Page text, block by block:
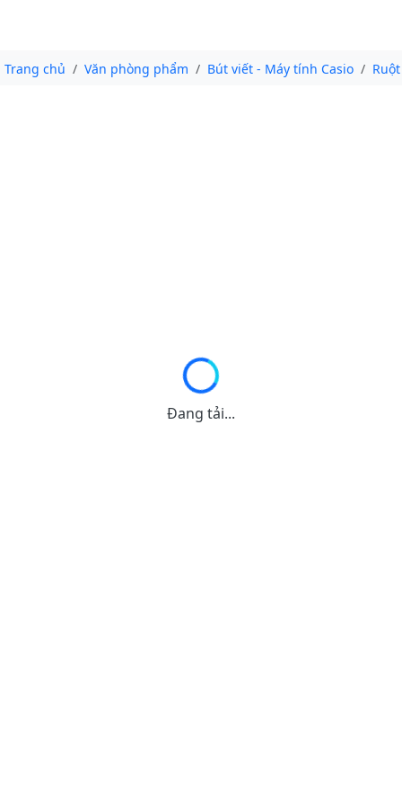
Trang chủ Văn phòng phẩm Bút viết - Máy tính Casio
Đang tải...